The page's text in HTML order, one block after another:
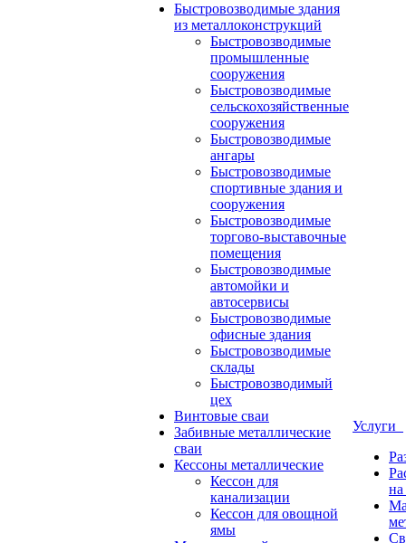
Быстровозводимые здания
из металлоконструкций
Быстровозводимые
промышленные
сооружения
Быстровозводимые
сельскохозяйственные
сооружения
Быстровозводимые
ангары
Быстровозводимые
спортивные здания и
сооружения
Быстровозводимые
торгово-выставочные
помещения
Быстровозводимые
автомойки и
автосервисы
Быстровозводимые
офисные здания
Быстровозводимые
склады
Быстровозводимый
цех
Винтовые сваи
Забивные металлические
сваи
Кессоны металлические
Кессон для
канализации
Кессон для овощной
ямы
Услуги